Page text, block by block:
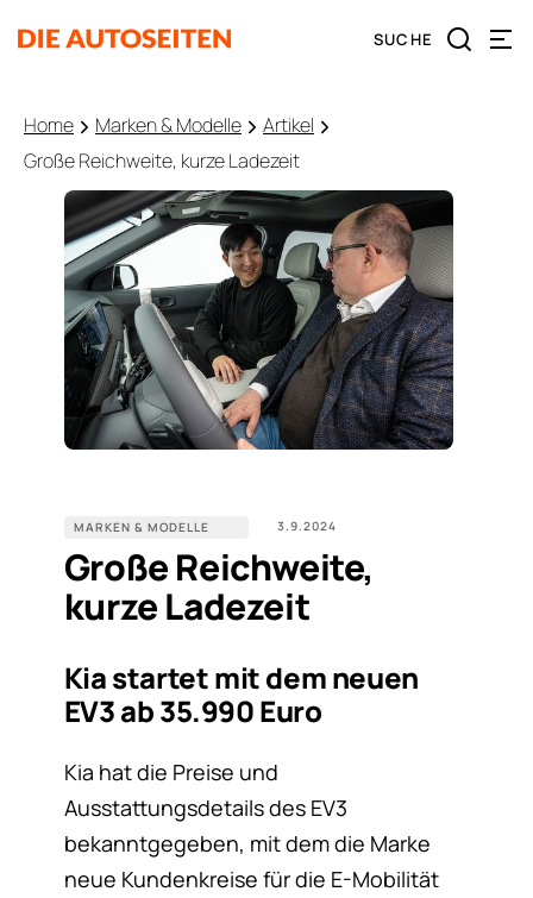
Home Marken & Modelle
Artikel
Große Reichweite, kurze Ladezeit
MARKEN & MODELLE 3.9.2024
Große Reichweite,
kurze Ladezeit
Kia startet mit dem neuen
EV3 ab 35.990 Euro
Kia hat die Preise und
Ausstattungsdetails des EV3
bekanntgegeben, mit dem die Marke
neue Kundenkreise für die E-Mobilität